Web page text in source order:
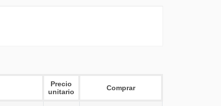
Precio
unitario
Comprar